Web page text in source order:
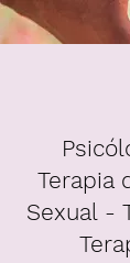
Terapia
Sexual -